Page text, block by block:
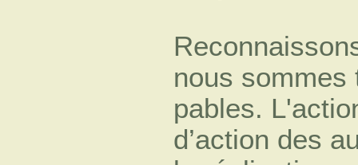
nous sommes
pables.
d’action des